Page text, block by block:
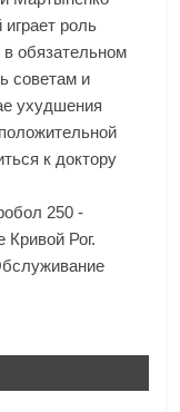
роль
обязательном
советам и
ухудшения
к доктору
250 -
Кривой Рог.